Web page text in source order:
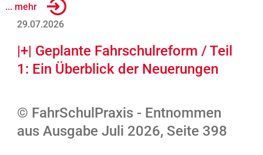
... mehr
29.07.2026
|+| Geplante Fahrschulreform / Teil
1: Ein Überblick der Neuerungen
© FahrSchulPraxis - Entnommen
aus Ausgabe Juli 2026, Seite 398